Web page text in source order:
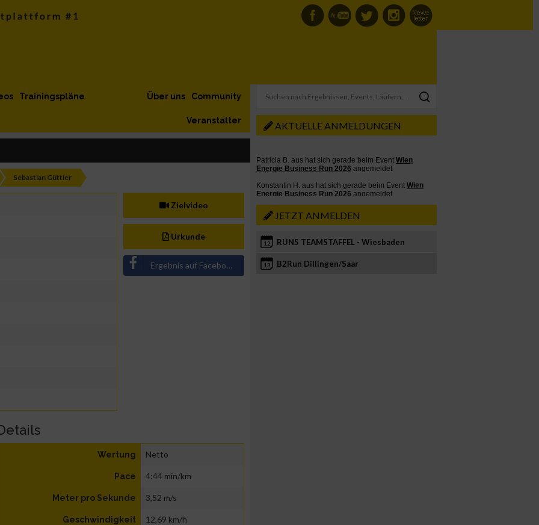
Trainingspläne Community
Über uns
Veranstalter
Sebastian Güttler
Zielvideo
Urkunde
Ergebnis auf Facebook teilen
Wertung Netto
Pace 4:44 min/km
Meter pro Sekunde 3,52 m/s
Geschwindigkeit 12,69 km/h
AKTUELLE ANMELDUNGEN
JETZT ANMELDEN
12 RUN5 TEAMSTAFFEL - Wiesbaden
13 B2Run Dillingen/Saar